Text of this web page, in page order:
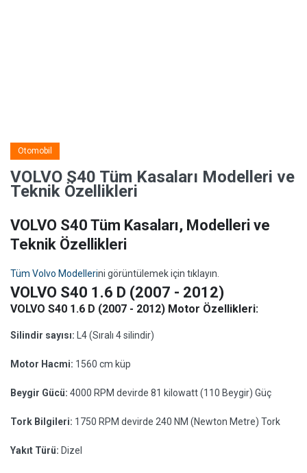
Otomobil
VOLVO S40 Tüm Kasaları Modelleri ve
Teknik Özellikleri
VOLVO S40 Tüm Kasaları, Modelleri ve
Teknik Özellikleri
Tüm Volvo Modellerini görüntülemek için tıklayın.
VOLVO S40 1.6 D (2007 - 2012)
VOLVO S40 1.6 D (2007 - 2012) Motor Özellikleri:
Silindir sayısı: L4 (Sıralı 4 silindir)
Motor Hacmi: 1560 cm küp
Beygir Gücü: 4000 RPM devirde 81 kilowatt (110 Beygir) Güç
Tork Bilgileri: 1750 RPM devirde 240 NM (Newton Metre) Tork
Yakıt Türü: Dizel